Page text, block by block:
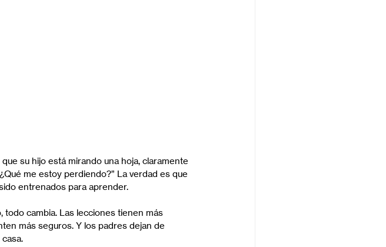
su hijo está mirando una hoja, claramente
me estoy perdiendo?” La verdad es que
entrenados para aprender.
cambia. Las lecciones tienen más
más seguros. Y los padres dejan de